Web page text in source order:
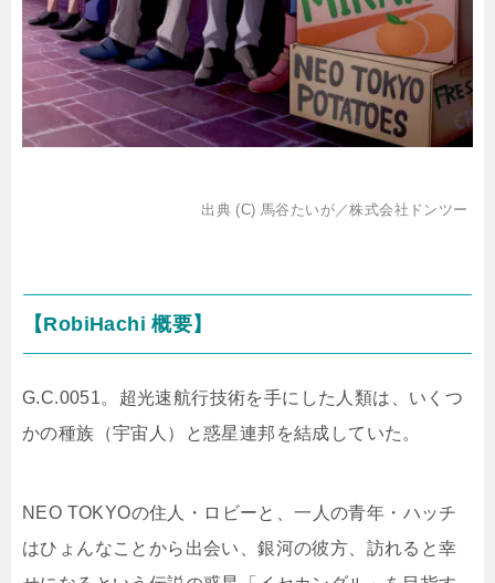
出典 (C) 馬谷たいが／株式会社ドンツー
【RobiHachi 概要】
G.C.0051。超光速航行技術を手にした人類は、いくつ
かの種族（宇宙人）と惑星連邦を結成していた。
NEO TOKYOの住人・ロビーと、一人の青年・ハッチ
はひょんなことから出会い、銀河の彼方、訪れると幸